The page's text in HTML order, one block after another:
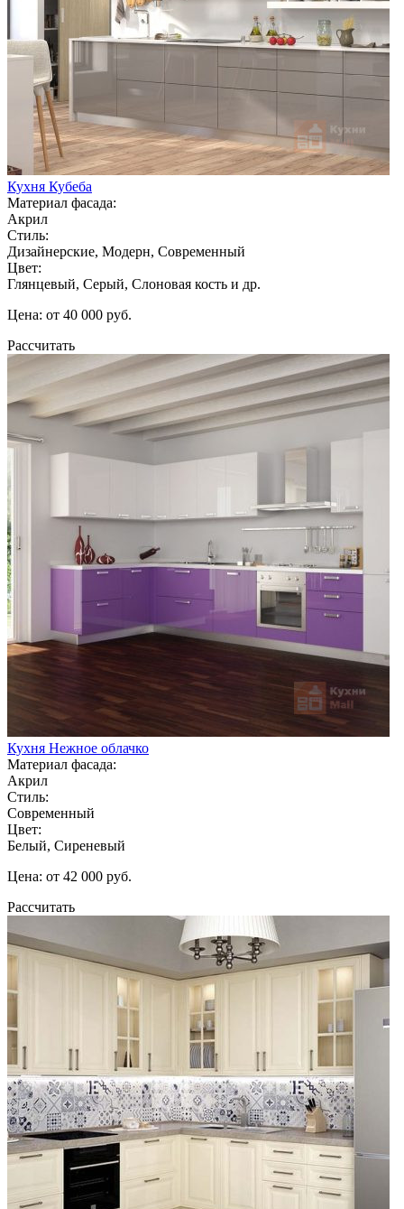
Кухня Кубеба
Материал фасада:
Акрил
Стиль:
Дизайнерские, Модерн, Современный
Цвет:
Глянцевый, Серый, Слоновая кость и др.
Цена: от 40 000 руб.
Рассчитать
Кухня Нежное облачко
Материал фасада:
Акрил
Стиль:
Современный
Цвет:
Белый, Сиреневый
Цена: от 42 000 руб.
Рассчитать